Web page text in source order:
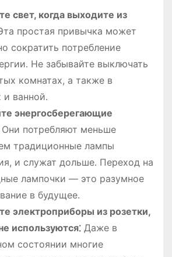
свет, когда выходите из
простая привычка может
сократить потребление
Не забывайте выключать
комнатах, а также в
ванной․
энергосберегающие
потребляют меньше
традиционные лампы
и служат дольше․ Переход на
лампочки — это разумное
в будущее․
электроприборы из розетки,
используются⁚Даже в
состоянии многие